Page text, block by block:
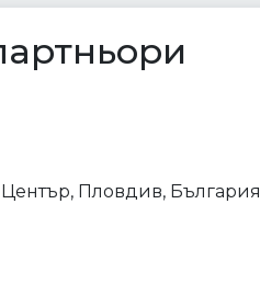
Център, Пловдив, България